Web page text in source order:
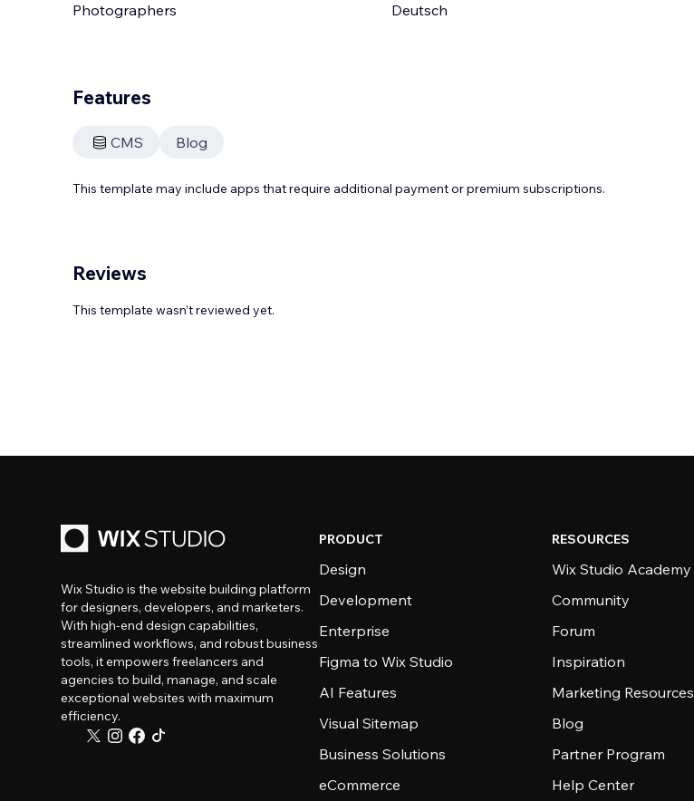
Photographers
Deutsch
Features
CMS Blog
This template may include apps that require additional payment or premium subscriptions.
Reviews
This template wasn’t reviewed yet.
Wix Studio is the website building platform
for designers, developers, and marketers.
With high-end design capabilities,
streamlined workflows, and robust business
tools, it empowers freelancers and
agencies to build, manage, and scale
exceptional websites with maximum
efficiency.
PRODUCT
Design
Development
Enterprise
Figma to Wix Studio
AI Features
Visual Sitemap
Business Solutions
eCommerce
RESOURCES
Wix Studio Academy
Community
Forum
Inspiration
Marketing Resources
Blog
Partner Program
Help Center